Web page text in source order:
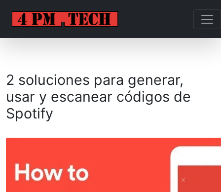
2 soluciones para generar,
usar y escanear códigos de
Spotify